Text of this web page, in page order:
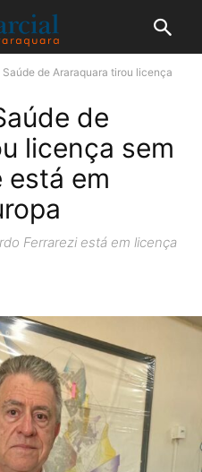
de Araraquara tirou licença
de
licença sem
está em
Ferrarezi está em licença